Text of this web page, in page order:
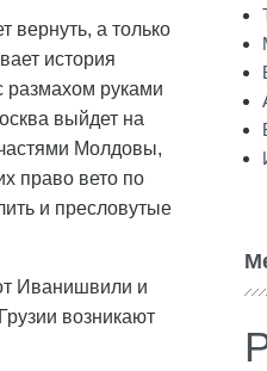
вернуть, а только
история
размахом руками
выйдет на
Молдовы,
право вето по
и пресловутые
Иванишвили и
возникают